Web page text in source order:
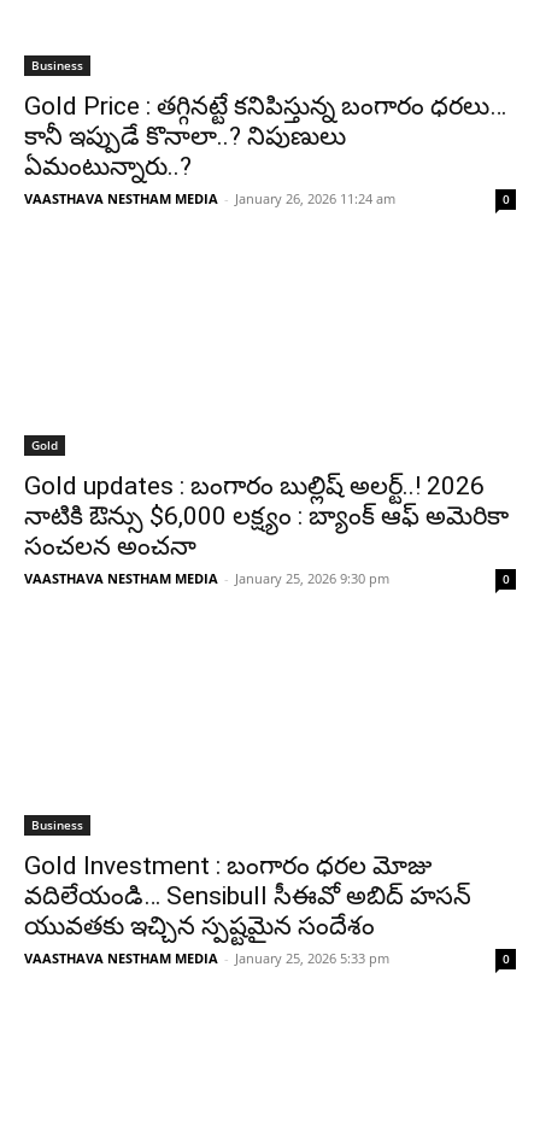
Business
Gold Price : తగ్గినట్టే కనిపిస్తున్న బంగారం ధరలు…
కానీ ఇప్పుడే కొనాలా..? నిపుణులు
ఏమంటున్నారు..?
VAASTHAVA NESTHAM MEDIA - January 26, 2026 11:24 am 0
Gold
Gold updates : బంగారం బుల్లిష్ అలర్ట్..! 2026
నాటికి ఔన్సు $6,000 లక్ష్యం : బ్యాంక్ ఆఫ్ అమెరికా
సంచలన అంచనా
VAASTHAVA NESTHAM MEDIA - January 25, 2026 9:30 pm 0
Business
Gold Investment : బంగారం ధరల మోజు
వదిలేయండి… Sensibull సీఈవో అబిద్ హసన్
యువతకు ఇచ్చిన స్పష్టమైన సందేశం
VAASTHAVA NESTHAM MEDIA - January 25, 2026 5:33 pm 0